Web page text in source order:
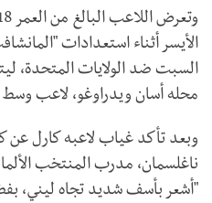
الأيسر أثناء استعدادات
السبت ضد الولايات المتحدة،
محله أسان ويدراوغو، لاعب وسط
وبعد تأكد غياب لاعبه كارل عن
ناغلسمان، مدرب المنتخب
"أشعر بأسف شديد تجاه ليني،